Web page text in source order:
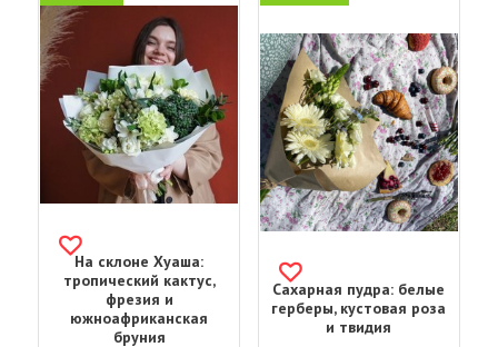
На склоне Хуаша:
тропический кактус,
фрезия и
южноафриканская
бруния
Сахарная пудра: белые
герберы, кустовая роза
и твидия